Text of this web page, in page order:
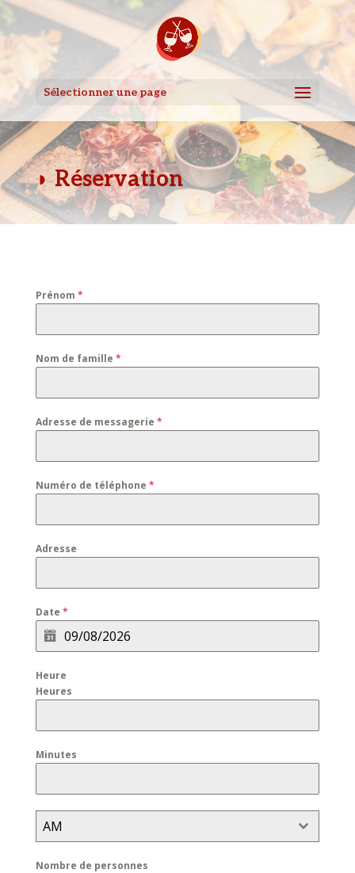
Sélectionner une page
◗ Réservation
Prénom *
Nom de famille *
Adresse de messagerie *
Numéro de téléphone *
Adresse
Date *
Heure
Heures
Minutes
AM
Nombre de personnes